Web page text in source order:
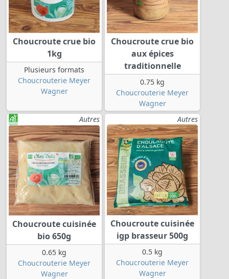
Choucroute crue bio
1kg
Plusieurs formats
Choucrouterie Meyer
Wagner
Choucroute crue bio
aux épices
traditionnelle
0.75 kg
Choucrouterie Meyer
Wagner
Autres
Choucroute cuisinée
bio 650g
0.65 kg
Choucrouterie Meyer
Wagner
Autres
Choucroute cuisinée
igp brasseur 500g
0.5 kg
Choucrouterie Meyer
Wagner